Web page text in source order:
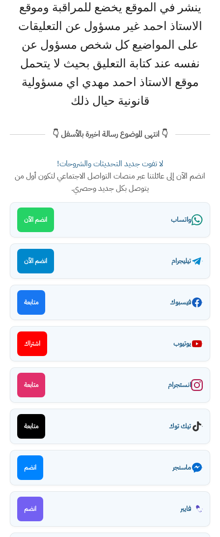
ينشر في الموقع يخضع للمراقبة وموقع
الاستاذ احمد غير مسؤول عن التعليقات
على المواضيع كل شخص مسؤول عن
نفسه عند كتابة التعليق بحيث لا يتحمل
موقع الاستاذ احمد مهدي اي مسؤولية
قانونية حيال ذلك
👇 انتهى الموضوع رسالة اخيرة بالأسفل 👇
لا تفوت جديد التحديثات والشروحات!
انضم الآن إلى عائلتنا عبر منصات التواصل الاجتماعي لتكون أول من
يتوصل بكل جديد وحصري.
واتساب انضم الآن
تيليجرام انضم الآن
فيسبوك متابعة
يوتيوب اشتراك
انستجرام متابعة
تيك توك متابعة
ماسنجر انضم
فايبر انضم